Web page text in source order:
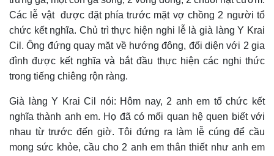
Các lễ vật được đặt phía trước mặt vợ chồng 2 người tổ
chức kết nghĩa. Chủ trì thực hiện nghi lễ là già làng Y Krai
Cil. Ông đứng quay mặt về hướng đông, đối diện với 2 gia
đình được kết nghĩa và bắt đầu thực hiện các nghi thức
trong tiếng chiêng rộn ràng.
Già làng Y Krai Cil nói: Hôm nay, 2 anh em tổ chức kết
nghĩa thành anh em. Họ đã có mối quan hệ quen biết với
nhau từ trước đến giờ. Tôi đứng ra làm lễ cúng để cầu
mong sức khỏe, cầu cho 2 anh em thân thiết như anh em